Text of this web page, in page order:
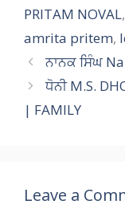
PRITAM NOVAL,
amrita pritem,
ਨਾਨਕ ਸਿੰਘ
ਧੋਨੀ M.S.
| FAMILY
Leave a